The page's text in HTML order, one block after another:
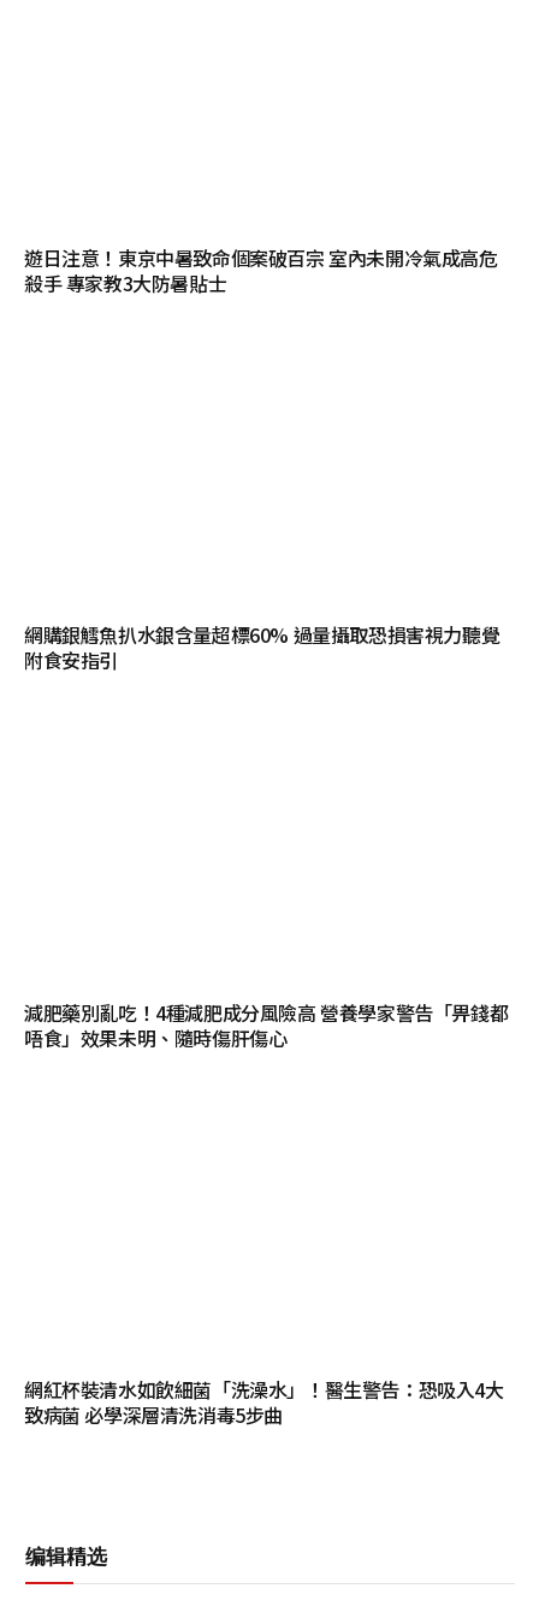
遊日注意！東京中暑致命個案破百宗 室內未開冷氣成高危
殺手 專家教3大防暑貼士
網購銀鱈魚扒水銀含量超標60% 過量攝取恐損害視力聽覺
附食安指引
減肥藥別亂吃！4種減肥成分風險高 營養學家警告「畀錢都
唔食」效果未明、隨時傷肝傷心
網紅杯裝清水如飲細菌「洗澡水」！醫生警告：恐吸入4大
致病菌 必學深層清洗消毒5步曲
编辑精选